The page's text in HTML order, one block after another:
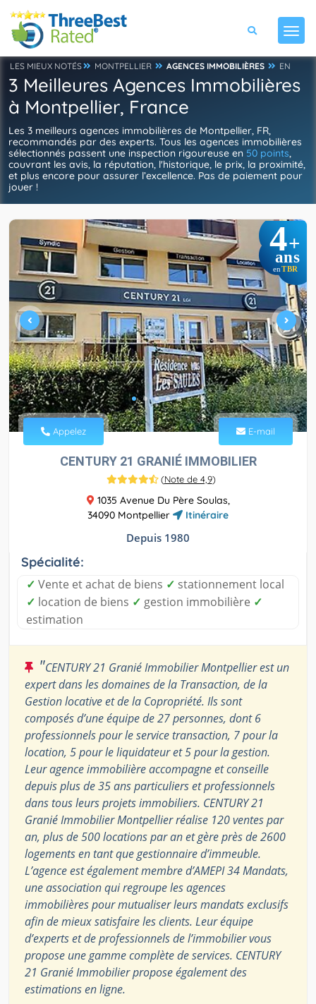
LES MIEUX NOTÉS MONTPELLIER AGENCES IMMOBILIÈRES EN
3 Meilleures Agences Immobilières
à Montpellier, France
Les 3 meilleurs agences immobilières de Montpellier, FR,
recommandés par des experts. Tous les agences immobilières
sélectionnés passent une inspection rigoureuse en 50 points,
couvrant les avis, la réputation, l'historique, le prix, la proximité,
et plus encore pour assurer l’excellence. Pas de paiement pour
jouer !
4+
ans
en TBR
Appelez E-mail
CENTURY 21 GRANIÉ IMMOBILIER
(Note de 4,9)
1035 Avenue Du Père Soulas,
34090 Montpellier
Itinéraire
Depuis 1980
Spécialité:
✓ Vente et achat de biens ✓ stationnement local
✓ location de biens ✓ gestion immobilière ✓
estimation
"CENTURY 21 Granié Immobilier Montpellier est un
expert dans les domaines de la Transaction, de la
Gestion locative et de la Copropriété. Ils sont
composés d’une équipe de 27 personnes, dont 6
professionnels pour le service transaction, 7 pour la
location, 5 pour le liquidateur et 5 pour la gestion.
Leur agence immobilière accompagne et conseille
depuis plus de 35 ans particuliers et professionnels
dans tous leurs projets immobiliers. CENTURY 21
Granié Immobilier Montpellier réalise 120 ventes par
an, plus de 500 locations par an et gère près de 2600
logements en tant que gestionnaire d’immeuble.
L’agence est également membre d’AMEPI 34 Mandats,
une association qui regroupe les agences
immobilières pour mutualiser leurs mandats exclusifs
afin de mieux satisfaire les clients. Leur équipe
d’experts et de professionnels de l’immobilier vous
propose une gamme complète de services. CENTURY
21 Granié Immobilier propose également des
estimations en ligne.